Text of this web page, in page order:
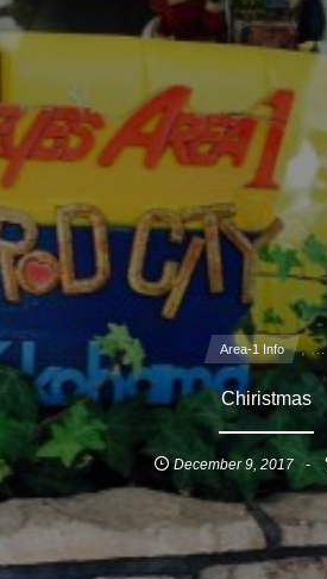
Area-1 Info , …
Chiristmas
December 9 2017